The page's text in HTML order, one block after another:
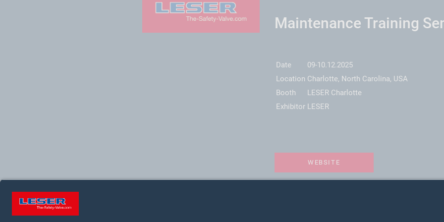
Maintenance Training
Date
09-10.12.2025
Location Charlotte, North Carolina, USA
Booth
LESER Charlotte
Exhibitor LESER
WEBSITE